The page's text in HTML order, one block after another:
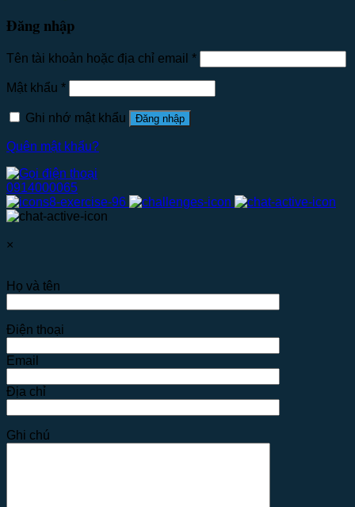
Đăng nhập
Tên tài khoản hoặc địa chỉ email *
Mật khẩu *
Ghi nhớ mật khẩu Đăng nhập
Quên mật khẩu?
0914000065
×
Họ và tên
Điện thoại
Email
Địa chỉ
Ghi chú